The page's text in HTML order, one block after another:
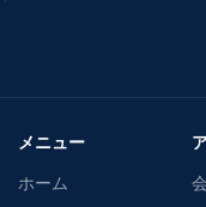
メニュー
ホーム